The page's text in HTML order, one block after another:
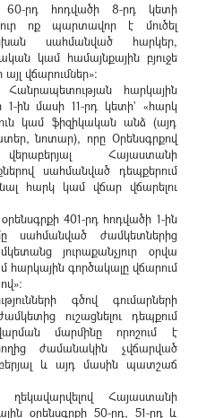
60-րդ հոդվածի 8-րդ կետի
ոք պարտավոր է մուծել
սահմանված հարկեր,
կամ համայնքային բյուջե
վճարումներ»:
հարկային
1-ին մասի 11-րդ կետի` «հարկ
կամ ֆիզիկական անձ (այդ
նոտար), որը Օրենսգրքով
Հայաստանի
սահմանված դեպքերում
հարկ կամ վճար վճարելու
401-րդ հոդվածի 1-ին
սահմանված ժամկետներից
յուրաքանչյուր օրվա
գործակալը վճարում
գծով գումարների
ուշացնելու դեպքում
մարմինը որոշում է
ժամանակին չվճարված
և այդ մասին պատշաճ
ղեկավարվելով Հայաստանի
օրենսգրքի 50-րդ, 51-րդ և